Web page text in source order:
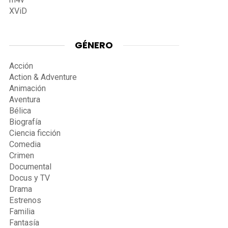
XViD
GÉNERO
Acción
Action & Adventure
Animación
Aventura
Bélica
Biografía
Ciencia ficción
Comedia
Crimen
Documental
Docus y TV
Drama
Estrenos
Familia
Fantasía